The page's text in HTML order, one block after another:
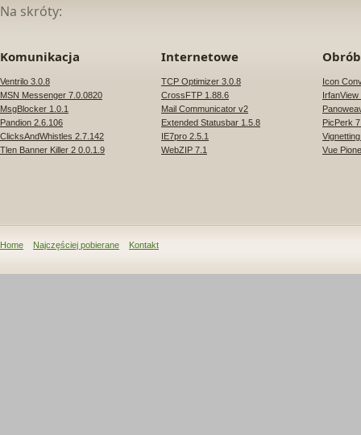
Na skróty:
Komunikacja
Ventrilo 3.0.8
MSN Messenger 7.0.0820
MsgBlocker 1.0.1
Pandion 2.6.106
ClicksAndWhistles 2.7.142
Tlen Banner Killer 2 0.0.1.9
Internetowe
TCP Optimizer 3.0.8
CrossFTP 1.88.6
Mail Communicator v2
Extended Statusbar 1.5.8
IE7pro 2.5.1
WebZIP 7.1
Icon
IrfanView
PicPerk
Vue
Home Najczęściej pobierane Kontakt